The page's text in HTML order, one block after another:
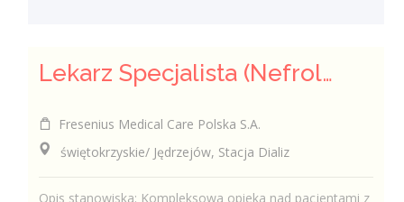
Lekarz Specjalista (Nefrolog / Internista) (K/M/N)
Fresenius Medical Care Polska S.A.
świętokrzyskie/ Jędrzejów, Stacja Dializ
Opis stanowiska: Kompleksowa opieka nad pacjentami z